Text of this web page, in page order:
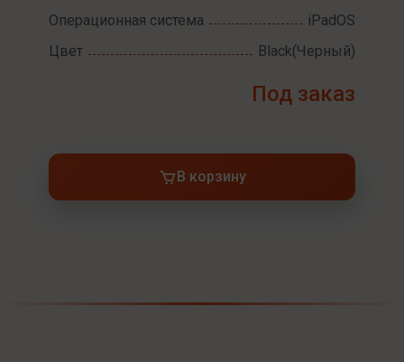
Операционная система
iPadOS
Цвет
Black(Черный)
Под заказ
В корзину